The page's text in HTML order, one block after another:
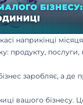
наприкінці
продукту, послуги,
заробляє, а де
вашого бізнесу.